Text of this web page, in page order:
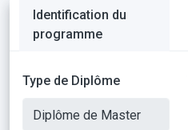
Identification du
programme
Type de Diplôme